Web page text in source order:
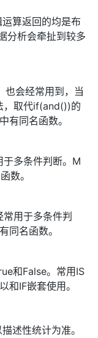
算返回的均是布
分析会牵扯到较多
也会经常用到，当
，取代if(and())的
有同名函数。
多条件判断。M
数。
用于多条件判
同名函数。
和False。常用IS
和IF嵌套使用。
述性统计为准。